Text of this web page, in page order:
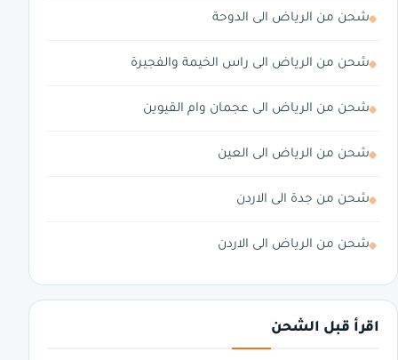
شحن من الرياض الى الدوحة
شحن من الرياض الى راس الخيمة والفجيرة
شحن من الرياض الى عجمان وام القيوين
شحن من الرياض الى العين
شحن من جدة الى الاردن
شحن من الرياض الى الاردن
اقرأ قبل الشحن